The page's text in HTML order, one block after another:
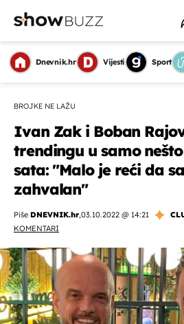
Dnevnik.hr Vijesti Sport
BROJKE NE LAŽU
Ivan Zak i Boban
trendingu u samo
sata: "Malo je reći da
zahvalan"
Piše DNEVNIK.hr,03.10.2022 @ 14:21
KOMENTARI
OMOGUĆI